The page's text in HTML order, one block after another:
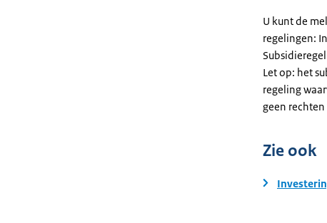
U kunt de
regelingen:
Let op: het
regeling
geen
Zie ook